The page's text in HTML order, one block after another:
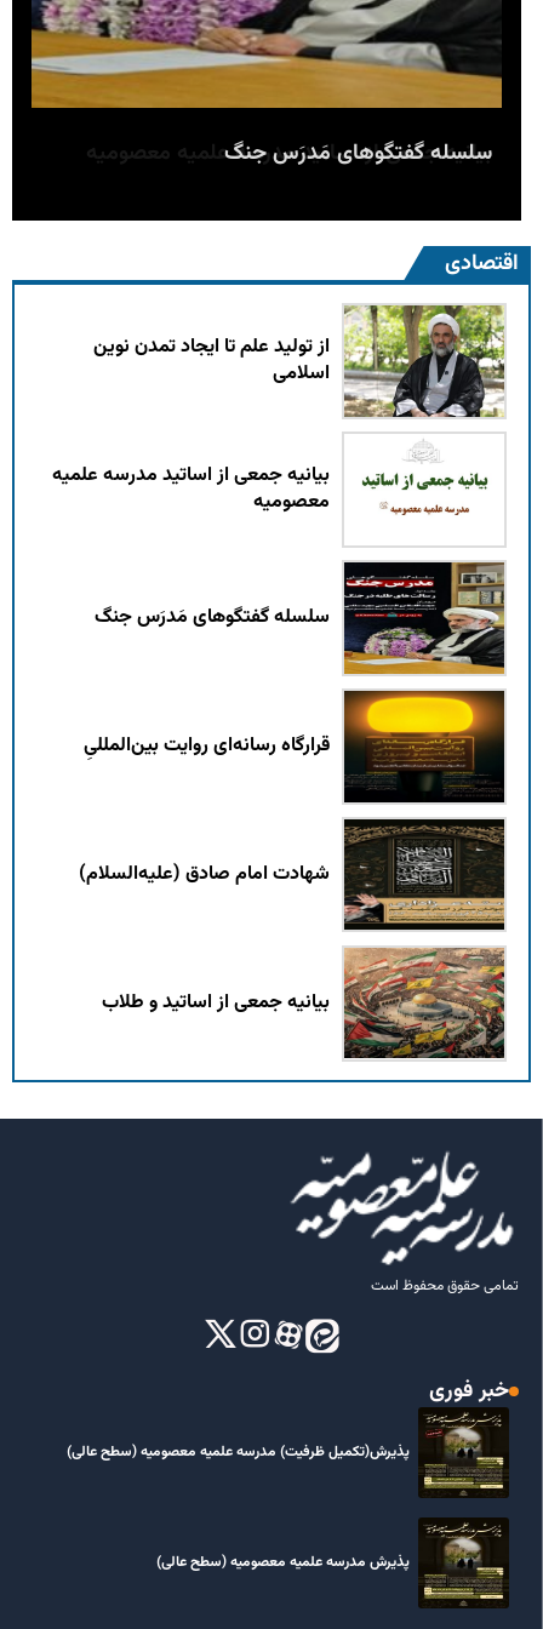
سلسله گفتگوهای مَدرَس جنگ
از تولید علم تا ایجاد تمدن نوین اسلامی
بیانیه جمعی از اساتید مدرسه علمیه معصومیه
سلسله گفتگوهای مَدرَس جنگ
از تولید علم تا ایجاد تمدن نوین اسلامی
اقتصادی
از تولید علم تا ایجاد تمدن نوین
اسلامی
بیانیه جمعی از اساتید مدرسه علمیه
معصومیه
سلسله گفتگوهای مَدرَس جنگ
قرارگاه رسانه‌ای روایت بین‌المللیِ
شهادت امام صادق (علیه‌السلام)
بیانیه جمعی از اساتید و طلاب
تمامی حقوق محفوظ است
خبر فوری
پذیرش(تکمیل ظرفیت) مدرسه علمیه معصومیه‌ (سطح عالی)
پذیرش مدرسه علمیه معصومیه‌ (سطح عالی)